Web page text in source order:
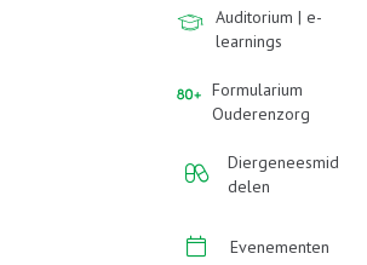
Auditorium | e-
learnings
Formularium
Ouderenzorg
Diergeneesmid
delen
Evenementen